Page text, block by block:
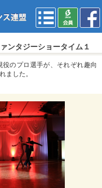
ンタジーショータイム１
のプロ選手が、それぞれ趣向
ました。